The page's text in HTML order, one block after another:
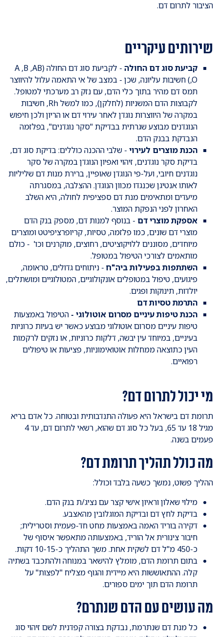
הציבור לתרום דם.
שירותים עיקריים
קביעת סוג דם החולה
- לקביעת סוג דם החולה (A ,B ,AB
,O) חשיבות עליונה, שכן - במצב של אי התאמה עלול להיווצר
תמס דם מהיר בתוך כלי הדם, עם נזק רב מערכתי למטופל.
לקבוצות הדם המשניות (לחלקן), כמו למשל Rh, חשיבות
במקרה של היווצרות נוגדן לאחר עירוי דם או הריון ולכן חיפוש
הנוגדנים מבוצע שגרתית בבדיקת "סקר נוגדנים", בפלזמה
הנבדקת בבנק הדם.
הכנת מוצרים לעירוי - שלבי ההכנה כוללים: בדיקת סוג דם,
בדיקת סקר נוגדנים, זיהוי ואפיון הנוגדן במקרה של סקר
נוגדנים חיובי, ועל-פי הנוגדן שאופיין, ברירת מנות דם שליליות
לאותו אנטיגן שכנגדו מכוון הנוגדן. ההצלבה, במסגרתה
מיעדים ומתאימים מנת דם ספציפית לחולה, היא השלב
האחרון לפני הנפקת המוצר.
אספקת מוצרי דם - בנוסף למנות דם, מספק בנק הדם
מוצרי דם שונים, כמו פלזמה, טסיות, קריופרציפיטט ומוצרים
מיוחדים, מסוננים ללויקוציטים, רחוצים, מוקרנים וכו' - כולם
מותאמים לצורכי הטיפול במטופל.
השתתפות בפעילות ביה"ח - ניתוחים גדולים, טראומה,
פיגועים, טיפול במטופלים אונקולוגיים, המטולוגיים ומושתלים,
יולדות, תינוקות ופגים.
התרמת טסיות דם
הכנת טיפות עיניים מסרום אוטולוגי - הטיפול באמצעות
טיפות עיניים מסרום אוטולוגי מבוצע כאשר יש בעיות כרוניות
בעיניים, במיוחד עין יבשה, דלקות כרוניות, או נזקים לרקמות
העין כתוצאה ממחלות אוטואימוניות, פציעות או טיפולים
רפואיים.
מי יכול לתרום דם?
תרומת דם בישראל היא פעולה התנדבותית ובטוחה. כל אדם בריא
מגיל 18 עד 65, בעל כל סוג דם שהוא, רשאי לתרום דם, עד 4
פעמים בשנה.
מה כולל תהליך תרומת דם?
ההליך פשוט, נמשך כשעה בלבד וכולל:
מילוי שאלון וראיון אישי קצר עם נציג/ת בנק הדם.
בדיקת לחץ דם ובדיקת המוגלובין מהאצבע.
דקירה בוריד האמה באמצעות מחט חד-פעמית וסטרילית;
חיבור צינורית אל הוריד, באמצעותה מתאפשר איסוף של
כ-450 מ"ל דם לשקית אחת. משך התהליך כ-10-15 דקות.
בתום תרומת הדם, מומלץ להישאר במנוחה ולהתכבד בשתיה
קלה. ההתאוששות היא מיידית והגוף מצליח "לפצות" על
תרומת הדם תוך ימים ספורים.
מה עושים עם הדם שנתרם?
כל מנת דם שנתרמת, נבדקת בצורה קפדנית לשם זיהוי סוג